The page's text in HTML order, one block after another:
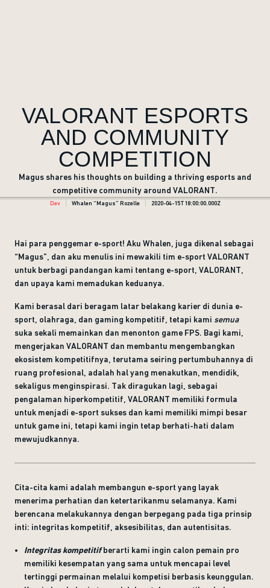
VALORANT ESPORTS
AND COMMUNITY
COMPETITION
Magus shares his thoughts on building a thriving esports and
competitive community around VALORANT.
Dev Whalen “Magus” Rozelle 2020-04-15T18:00:00.000Z
Hai para penggemar e-sport! Aku Whalen, juga dikenal sebagai
“Magus”, dan aku menulis ini mewakili tim e-sport VALORANT
untuk berbagi pandangan kami tentang e-sport, VALORANT,
dan upaya kami memadukan keduanya.
Kami berasal dari beragam latar belakang karier di dunia e-
sport, olahraga, dan gaming kompetitif, tetapi kami semua
suka sekali memainkan dan menonton game FPS. Bagi kami,
mengerjakan VALORANT dan membantu mengembangkan
ekosistem kompetitifnya, terutama seiring pertumbuhannya di
ruang profesional, adalah hal yang menakutkan, mendidik,
sekaligus menginspirasi. Tak diragukan lagi, sebagai
pengalaman hiperkompetitif, VALORANT memiliki formula
untuk menjadi e-sport sukses dan kami memiliki mimpi besar
untuk game ini, tetapi kami ingin tetap berhati-hati dalam
mewujudkannya.
Cita-cita kami adalah membangun e-sport yang layak
menerima perhatian dan ketertarikanmu selamanya. Kami
berencana melakukannya dengan berpegang pada tiga prinsip
inti: integritas kompetitif, aksesibilitas, dan autentisitas.
Integritas kompetitifberarti kami ingin calon pemain pro
memiliki kesempatan yang sama untuk mencapai level
tertinggi permainan melalui kompetisi berbasis keunggulan.